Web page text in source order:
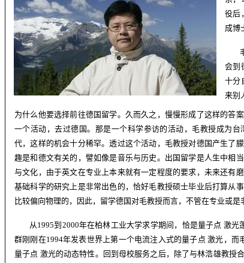
役后
成博
会到
十分
来别
为什么他要选择前往德国留学。久而久之，慢慢形成了这样的答
一个活动，去过德国。那是一个科学参访的活动，毛教授成为
代，这样的机会十分稀罕。透过这个活动，毛教授对德国产生了
趣是和德文有关的，譬如像是音乐与历史。出国留学是人生中相
与文化，由于英文在专业上本来就有一定程度的要求，未来还有
基础科学的研究上是非常出色的，恰好毛教授硕士毕业后打算从
比较偏向物理的，因此，留学德国对毛教授而言，不管在专业或是
从1995到 2000年在柏林工业大学求学期间，恰是量子点 激光
群刚刚在1994年发表世界上第一个电流注入式的量子点 激光，而
量子点 激光的动态特性。回到母校服务之后，除了与林浩雄教授